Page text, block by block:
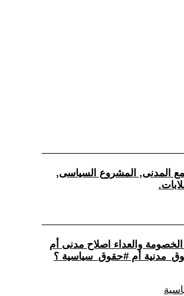
المدنى, المشروع السياسى,
الخصومة والعداء اصلاح مدنى أم
أم #حقوق_سياسية ؟